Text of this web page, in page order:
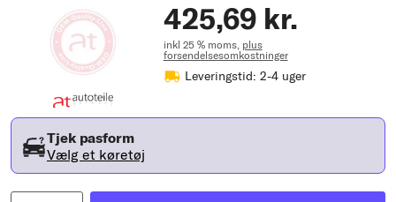
425,69 kr.
inkl 25 % moms, plus
forsendelsesomkostninger
Leveringstid: 2-4 uger
Tjek pasform
Vælg et køretøj